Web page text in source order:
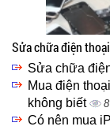
Sửa chữa điện
Sửa chữa
Mua điện
không biết
Có nên mua